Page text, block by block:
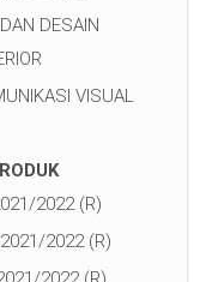
DESAIN
VISUAL
2022 (R)
2022 (R)